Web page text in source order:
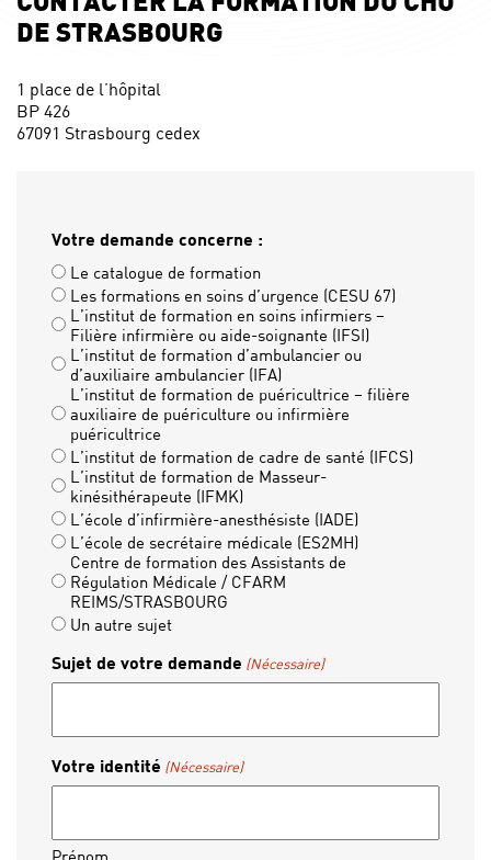
DE STRASBOURG
1 place de l’hôpital
BP 426
67091 Strasbourg cedex
Votre demande concerne :
Le catalogue de formation
Les formations en soins d’urgence (CESU 67)
L’institut de formation en soins infirmiers –
Filière infirmière ou aide-soignante (IFSI)
L’institut de formation d’ambulancier ou
d’auxiliaire ambulancier (IFA)
L’institut de formation de puéricultrice – filière
auxiliaire de puériculture ou infirmière
puéricultrice
L’institut de formation de cadre de santé (IFCS)
L’institut de formation de Masseur-
kinésithérapeute (IFMK)
L’école d’infirmière-anesthésiste (IADE)
L’école de secrétaire médicale (ES2MH)
Centre de formation des Assistants de
Régulation Médicale / CFARM
REIMS/STRASBOURG
Un autre sujet
Sujet de votre demande (Nécessaire)
Votre identité (Nécessaire)
Prénom